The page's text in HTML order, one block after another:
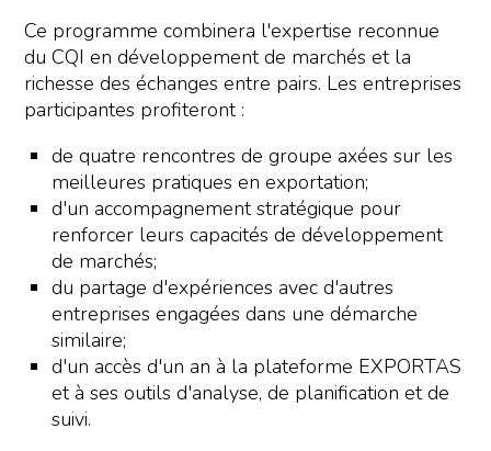
Ce programme combinera l'expertise reconnue
du CQI en développement de marchés et la
richesse des échanges entre pairs. Les entreprises
participantes profiteront :
de quatre rencontres de groupe axées sur les
meilleures pratiques en exportation;
d'un accompagnement stratégique pour
renforcer leurs capacités de développement
de marchés;
du partage d'expériences avec d'autres
entreprises engagées dans une démarche
similaire;
d'un accès d'un an à la plateforme EXPORTAS
et à ses outils d'analyse, de planification et de
suivi.